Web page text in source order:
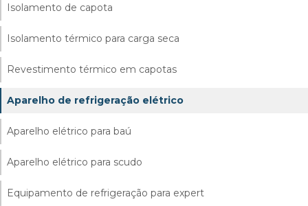
Isolamento de capota
Isolamento térmico para carga seca
Revestimento térmico em capotas
Aparelho de refrigeração elétrico
Aparelho elétrico para baú
Aparelho elétrico para scudo
Equipamento de refrigeração para expert